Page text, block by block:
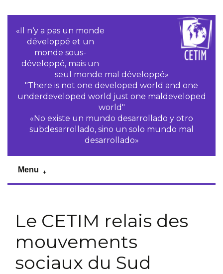
«Il n‘y a pas un monde
développé et un
monde sous-
développé, mais un
seul monde mal développé»
"There is not one developed world and one
underdeveloped world just one maldeveloped
world"
«No existe un mundo desarrollado y otro
subdesarrollado, sino un solo mundo mal
desarrollado»
Menu
Le CETIM relais des
mouvements
sociaux du Sud